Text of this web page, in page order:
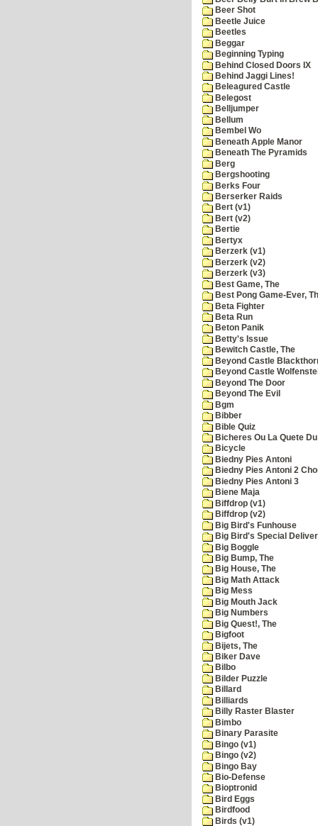
Beer Shot
Beetle Juice
Beetles
Beggar
Beginning Typing
Behind Closed Doors IX
Behind Jaggi Lines!
Beleagured Castle
Belegost
Belljumper
Bellum
Bembel Wo
Beneath Apple Manor
Beneath The Pyramids
Berg
Bergshooting
Berks Four
Berserker Raids
Bert (v1)
Bert (v2)
Bertie
Bertyx
Berzerk (v1)
Berzerk (v2)
Berzerk (v3)
Best Game, The
Best Pong Game-Ever,
Beta Fighter
Beta Run
Beton Panik
Betty's Issue
Bewitch Castle, The
Beyond Castle
Beyond Castle
Beyond The Door
Beyond The Evil
Bgm
Bibber
Bible Quiz
Bicheres Ou La Quete
Bicycle
Biedny Pies Antoni
Biedny Pies Antoni 2
Biedny Pies Antoni 3
Biene Maja
Biffdrop (v1)
Biffdrop (v2)
Big Bird's Funhouse
Big Bird's Special
Big Boggle
Big Bump, The
Big House, The
Big Math Attack
Big Mess
Big Mouth Jack
Big Numbers
Big Quest!, The
Bigfoot
Bijets, The
Biker Dave
Bilbo
Bilder Puzzle
Billard
Billiards
Billy Raster Blaster
Bimbo
Binary Parasite
Bingo (v1)
Bingo (v2)
Bingo Bay
Bio-Defense
Bioptronid
Bird Eggs
Birdfood
Birds (v1)